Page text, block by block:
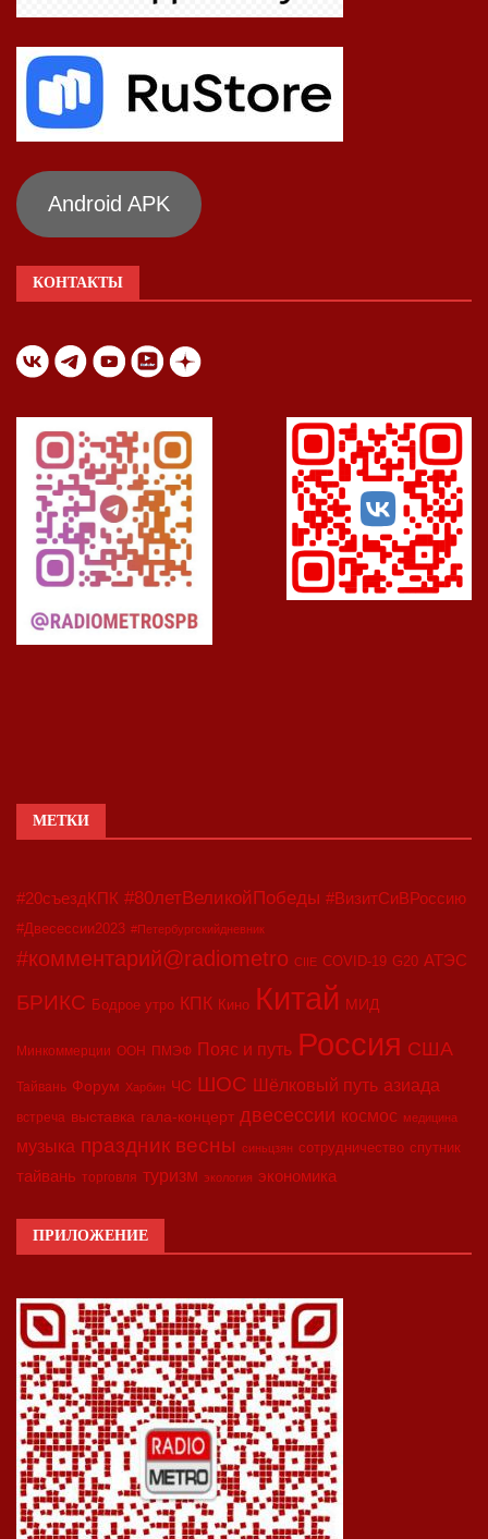
Android APK
КОНТАКТЫ
МЕТКИ
#20съездКПК #80летВеликойПобеды #ВизитСиВРоссию
#Двесессии2023 #Петербургскийдневник
#комментарий@radiometro CIIE COVID-19 G20 АТЭС
БРИКС Бодрое утро КПК Кино Китай МИД
Минкоммерции ООН ПМЭФ Пояс и путь Россия США
Тайвань Форум Харбин ЧС ШОС Шёлковый путь азиада
встреча выставка гала-концерт двесессии космос медицина
музыка праздник весны синьцзян сотрудничество спутник
тайвань торговля туризм экология экономика
ПРИЛОЖЕНИЕ